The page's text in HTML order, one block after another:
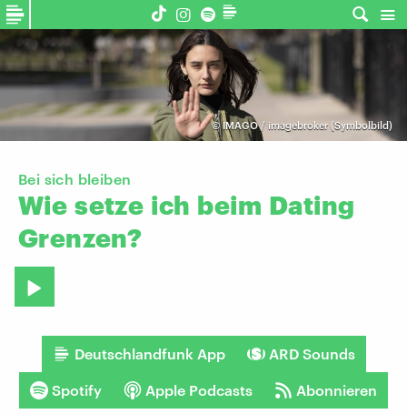
©IMAGO / imagebroker (Symbolbild)
Bei sich bleiben
Wie setze ich beim Dating
Grenzen?
Deutschlandfunk App ARD Sounds
Spotify Apple Podcasts Abonnieren